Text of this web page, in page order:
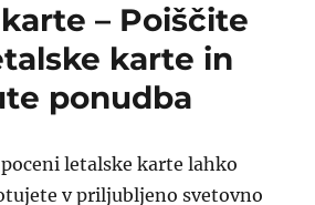
– Poiščite
karte in
ponudba
letalske karte lahko
v priljubljeno svetovno